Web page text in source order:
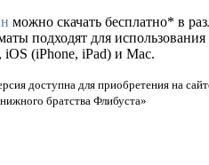
можно скачать бесплатно* в
подходят для
(iPhone, iPad) и Mac.
доступна для приобретения на
братства Флибуста»